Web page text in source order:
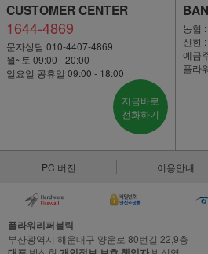
CUSTOMER CENTER
1644-4869
문자상담 010-4407-4869
월~토 09:00 - 20:00
일요일·공휴일 09:00 - 18:00
지금바로
전화하기
농협
신한
예금
플라
PC 버전 이용안내
플라워리퍼블릭
부산광역시 해운대구 양운로 80번길 22,9층